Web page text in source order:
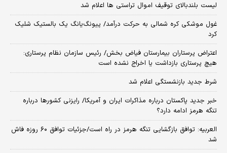
لیست بلندبالای توقیف اموال تراستی ها اعلام شد
غول موشکی کره شمالی به حرکت درآمد/ پیونگ‌یانگ یک بالستیک شلیک
کرد
اعتراض پرستاران بیمارستان فیاض بخش/ رئیس سازمان نظام پرستاری:
هیچ پرستاری بازداشت یا اخراج نشده است
شرط جدید بازنشستگی اعلام شد
خبر جدید پاکستان درباره مذاکرات ایران و آمریکا/ رایزنی کشورها درباره
تنگه هرمز ادامه دارد؟
العربیه: توافق بازگشایی تنگه هرمز در راه است/جزئیات توافق ۶۰ روزه فاش
شد